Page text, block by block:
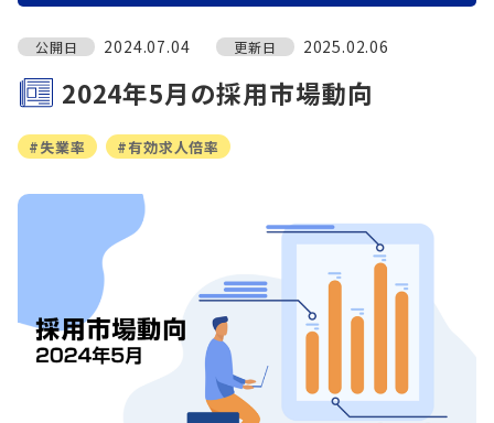
公開日 2024.07.04 更新日 2025.02.06
2024年5月の採用市場動向
#失業率 #有効求人倍率